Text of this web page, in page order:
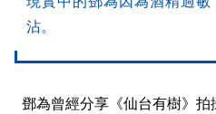
沾。
鄧為曾經分享《仙台有樹》